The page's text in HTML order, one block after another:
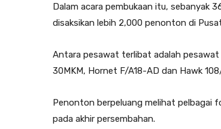
Dalam acara pembukaan itu, sebanyak
disaksikan lebih 2,000 penonton di
Antara pesawat terlibat adalah pesawat
30MKM, Hornet F/A18-AD dan Hawk
Penonton berpeluang melihat pelbagai
pada akhir persembahan.